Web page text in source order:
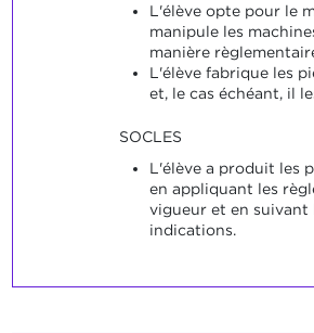
L'élève opte pour le
manipule les
manière
L'élève fabrique les
et, le cas échéant, il
SOCLES
L'élève a produit les
en appliquant les
vigueur et en suivant
indications.